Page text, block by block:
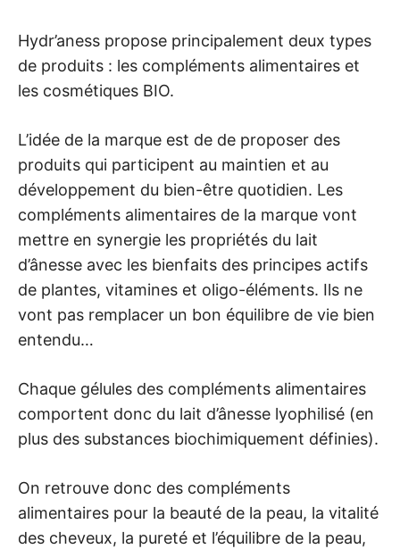
Hydr’aness propose principalement deux types
de produits : les compléments alimentaires et
les cosmétiques BIO.
L’idée de la marque est de de proposer des
produits qui participent au maintien et au
développement du bien-être quotidien. Les
compléments alimentaires de la marque vont
mettre en synergie les propriétés du lait
d’ânesse avec les bienfaits des principes actifs
de plantes, vitamines et oligo-éléments. Ils ne
vont pas remplacer un bon équilibre de vie bien
entendu…
Chaque gélules des compléments alimentaires
comportent donc du lait d’ânesse lyophilisé (en
plus des substances biochimiquement définies).
On retrouve donc des compléments
alimentaires pour la beauté de la peau, la vitalité
des cheveux, la pureté et l’équilibre de la peau,